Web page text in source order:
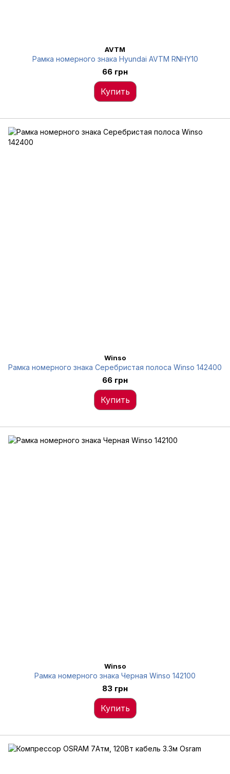
AVTM
Рамка номерного знака Hyundai AVTM RNHY10
66 грн
Купить
Winso
Рамка номерного знака Серебристая полоса Winso 142400
66 грн
Купить
Winso
Рамка номерного знака Черная Winso 142100
83 грн
Купить